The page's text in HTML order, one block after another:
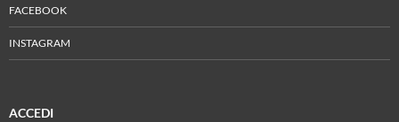
FACEBOOK
INSTAGRAM
ACCEDI